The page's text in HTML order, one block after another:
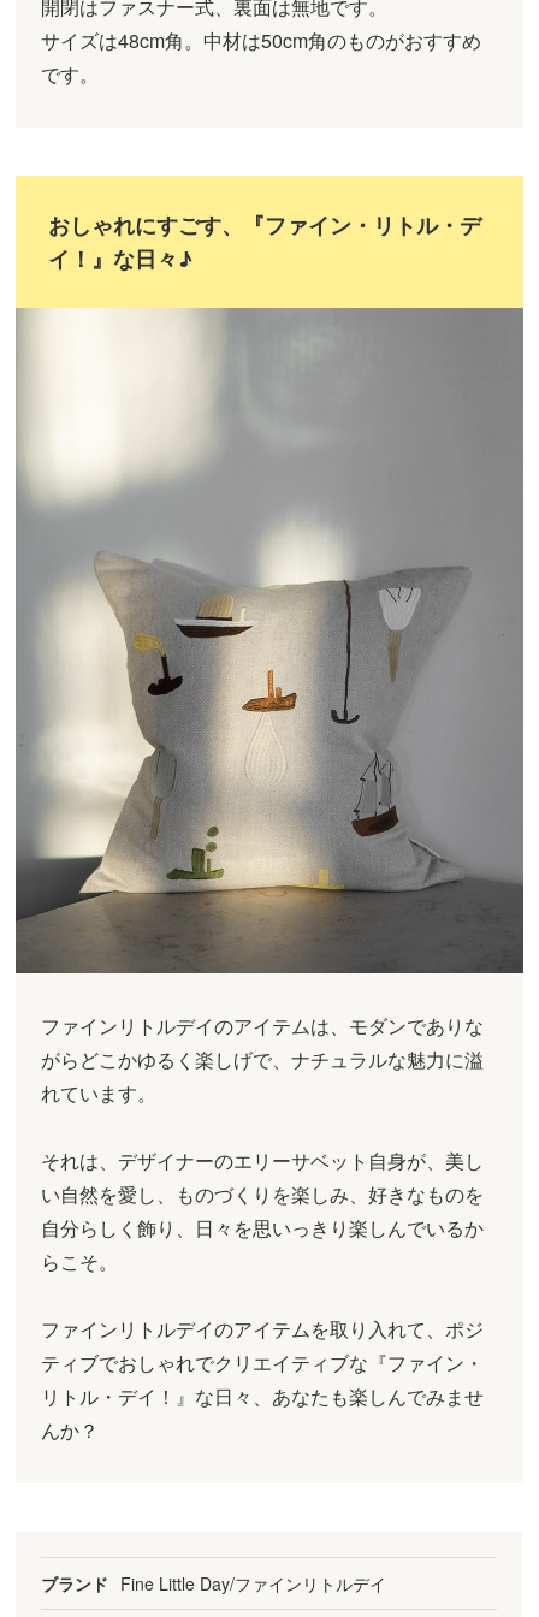
開閉はファスナー式、裏面は無地です。
サイズは48cm角。中材は50cm角のものがおすすめ
です。
おしゃれにすごす、『ファイン・リトル・デ
イ！』な日々♪
ファインリトルデイのアイテムは、モダンでありな
がらどこかゆるく楽しげで、ナチュラルな魅力に溢
れています。
それは、デザイナーのエリーサベット自身が、美し
い自然を愛し、ものづくりを楽しみ、好きなものを
自分らしく飾り、日々を思いっきり楽しんでいるか
らこそ。
ファインリトルデイのアイテムを取り入れて、ポジ
ティブでおしゃれでクリエイティブな『ファイン・
リトル・デイ！』な日々、あなたも楽しんでみませ
んか？
ブランド Fine Little Day/ファインリトルデイ